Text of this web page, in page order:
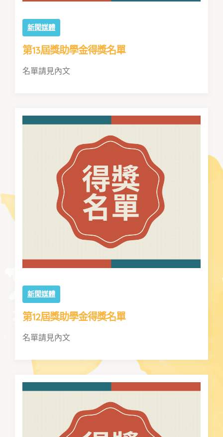
新聞媒體
第13屆獎助學金得獎名單
名單請見內文
新聞媒體
第12屆獎助學金得獎名單
名單請見內文